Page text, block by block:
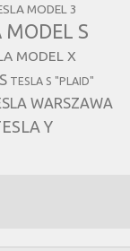
MODEL 3
MODEL S
MODEL X
TESLA S "PLAID"
WARSZAWA
Y